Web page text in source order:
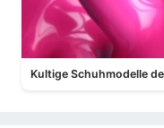
Kultige Schuhmodelle